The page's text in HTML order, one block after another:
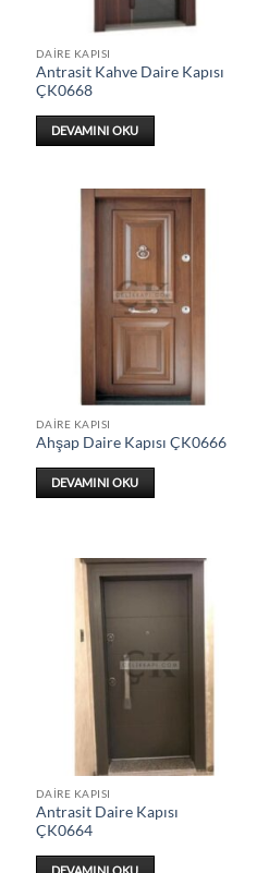
DAIRE KAPISI
Antrasit Kahve Daire Kapısı
ÇK0668
DEVAMINI OKU
DAIRE KAPISI
Ahşap Daire Kapısı ÇK0666
DEVAMINI OKU
DAIRE KAPISI
Antrasit Daire Kapısı
ÇK0664